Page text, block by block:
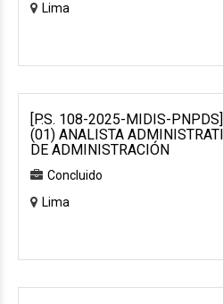
Lima
[P.S. 108-2025-MIDIS-
(01) ANALISTA
DE ADMINISTRACIÓN
Concluido
Lima